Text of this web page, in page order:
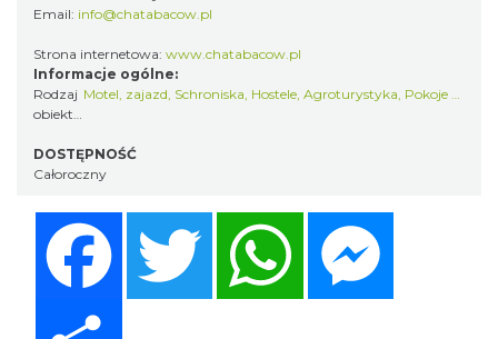
Email: info@chatabacow.pl
Strona internetowa: www.chatabacow.pl
Informacje ogólne:
Rodzaj
obiektu:
Motel, zajazd, Schroniska, Hostele,Agroturystyka, Pokoje gościnne i kwatery prywatne
DOSTĘPNOŚĆ
Całoroczny
Twitter WhatsApp